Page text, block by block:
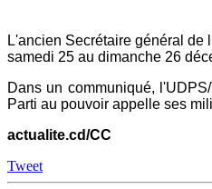
L'ancien Secrétaire général de
samedi 25 au dimanche 26
Dans un communiqué,
Parti au pouvoir appelle ses
actualite.cd/CC
Tweet